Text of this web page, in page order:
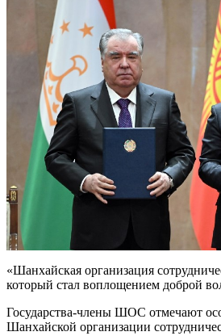
«Шанхайская организация
который стал воплощением доброй
Государства-члены ШОС отмечают
Шанхайской организации